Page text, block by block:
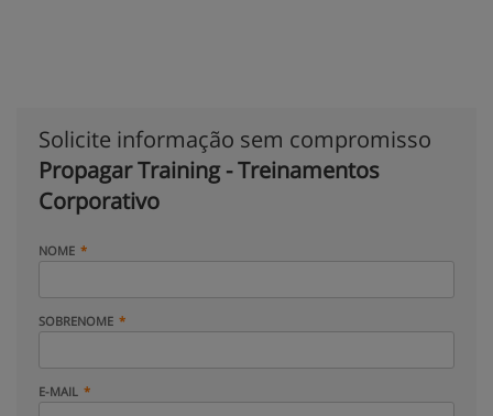
Solicite informação sem compromisso
Propagar Training - Treinamentos
Corporativo
NOME
SOBRENOME
E-MAIL